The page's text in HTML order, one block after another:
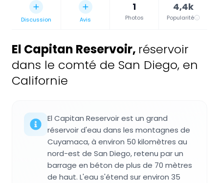
Discussion Avis
1
Photos
4,4k
Popularité
El Capitan Reservoir, réservoir
dans le comté de San Diego, en
Californie
El Capitan Reservoir est un grand
réservoir d'eau dans les montagnes de
Cuyamaca, à environ 50 kilomètres au
nord-est de San Diego, retenu par un
barrage en béton de plus de 70 mètres
de haut. L'eau s'étend sur environ 35